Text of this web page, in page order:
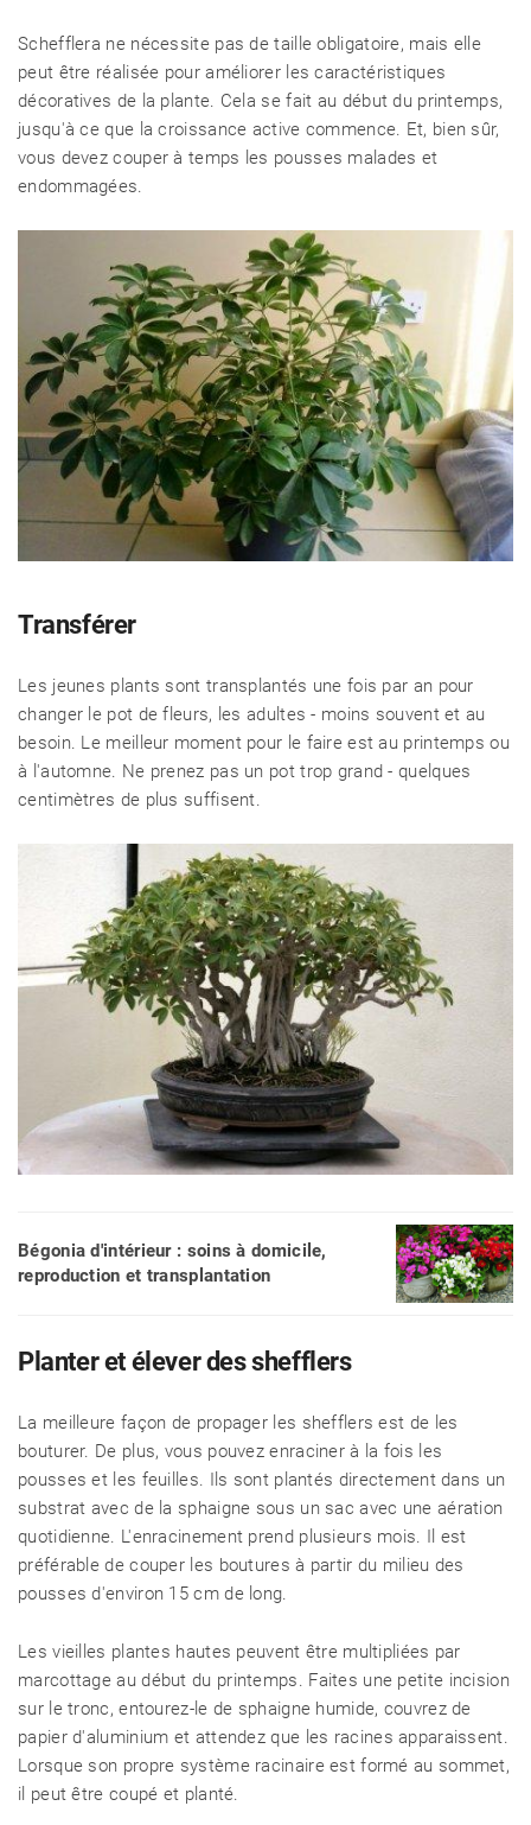
Schefflera ne nécessite pas de taille obligatoire, mais elle
peut être réalisée pour améliorer les caractéristiques
décoratives de la plante. Cela se fait au début du printemps,
jusqu'à ce que la croissance active commence. Et, bien sûr,
vous devez couper à temps les pousses malades et
endommagées.
Transférer
Les jeunes plants sont transplantés une fois par an pour
changer le pot de fleurs, les adultes - moins souvent et au
besoin. Le meilleur moment pour le faire est au printemps ou
à l'automne. Ne prenez pas un pot trop grand - quelques
centimètres de plus suffisent.
Bégonia d'intérieur : soins à domicile,
reproduction et transplantation
Planter et élever des shefflers
La meilleure façon de propager les shefflers est de les
bouturer. De plus, vous pouvez enraciner à la fois les
pousses et les feuilles. Ils sont plantés directement dans un
substrat avec de la sphaigne sous un sac avec une aération
quotidienne. L'enracinement prend plusieurs mois. Il est
préférable de couper les boutures à partir du milieu des
pousses d'environ 15 cm de long.
Les vieilles plantes hautes peuvent être multipliées par
marcottage au début du printemps. Faites une petite incision
sur le tronc, entourez-le de sphaigne humide, couvrez de
papier d'aluminium et attendez que les racines apparaissent.
Lorsque son propre système racinaire est formé au sommet,
il peut être coupé et planté.